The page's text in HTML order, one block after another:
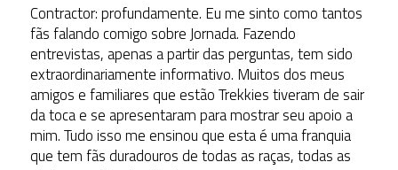
Contractor: profundamente. Eu me sinto como tantos
fãs falando comigo sobre Jornada. Fazendo
entrevistas, apenas a partir das perguntas, tem sido
extraordinariamente informativo. Muitos dos meus
amigos e familiares que estão Trekkies tiveram de sair
da toca e se apresentaram para mostrar seu apoio a
mim. Tudo isso me ensinou que esta é uma franquia
que tem fãs duradouros de todas as raças, todas as